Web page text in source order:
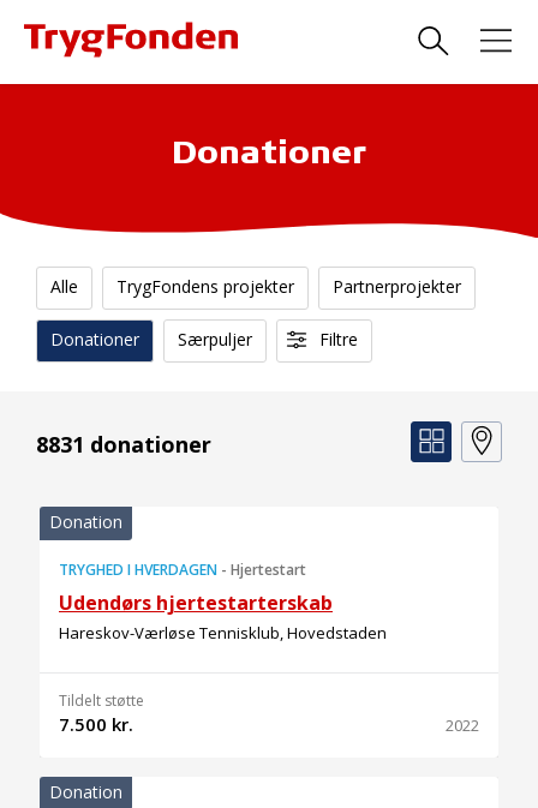
Donationer
Alle TrygFondens projekter Partnerprojekter
Donationer Særpuljer Filtre
8831 donationer
Donation
TRYGHED I HVERDAGEN - Hjertestart
Udendørs hjertestarterskab
Hareskov-Værløse Tennisklub, Hovedstaden
Tildelt støtte
7.500 kr. 2022
Donation